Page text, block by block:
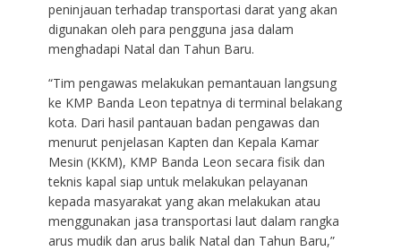
peninjauan terhadap transportasi darat yang akan
digunakan oleh para pengguna jasa dalam
menghadapi Natal dan Tahun Baru.
“Tim pengawas melakukan pemantauan langsung
ke KMP Banda Leon tepatnya di terminal belakang
kota. Dari hasil pantauan badan pengawas dan
menurut penjelasan Kapten dan Kepala Kamar
Mesin (KKM), KMP Banda Leon secara fisik dan
teknis kapal siap untuk melakukan pelayanan
kepada masyarakat yang akan melakukan atau
menggunakan jasa transportasi laut dalam rangka
arus mudik dan arus balik Natal dan Tahun Baru,”